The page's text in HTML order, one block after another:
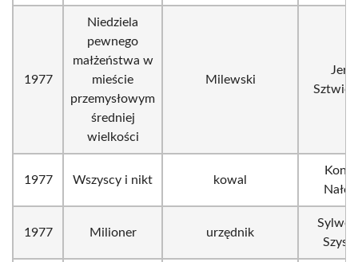
1977
Niedziela
pewnego
małżeństwa w
mieście
przemysłowym
średniej
wielkości
Milewski
1977 Wszyscy i nikt kowal
1977 Milioner urzędnik